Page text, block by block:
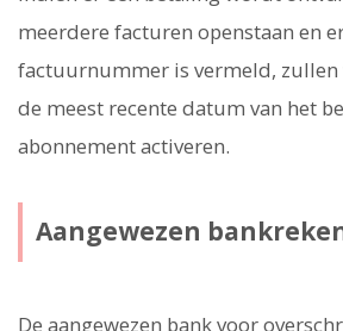
meerdere facturen openstaan en
factuurnummer is vermeld,
de meest recente datum van het
abonnement activeren.
Aangewezen
De aangewezen bank voor